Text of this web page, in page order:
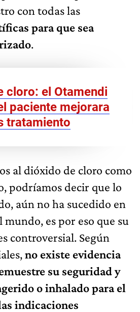
con todas las
para que sea
.
cloro: el Otamendi
paciente mejorara
tratamiento
al dióxido de cloro como
podríamos decir que lo
aún no ha sucedido en
es por eso que su
controversial. Según
no existe evidencia
su seguridad y
o inhalado para el
indicaciones